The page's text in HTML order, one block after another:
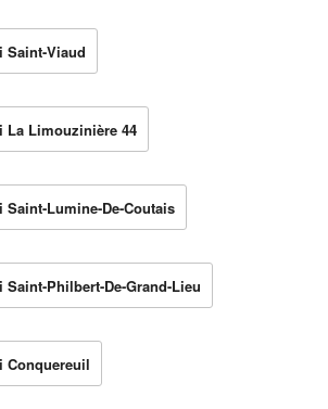
Saint-Viaud
La Limouzinière 44
Saint-Lumine-De-Coutais
Saint-Philbert-De-Grand-Lieu
Conquereuil